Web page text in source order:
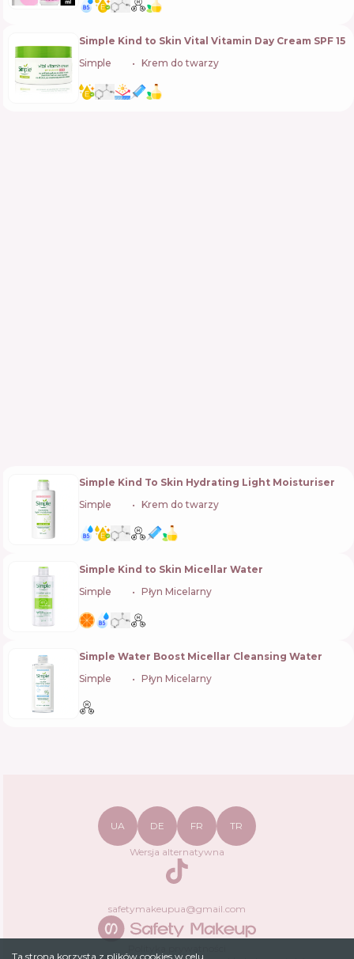
Ta strona korzysta z plików cookies w celu
Simple Kind to Skin Vital Vitamin Day Cream SPF 15
Simple
Krem do twarzy
Simple Kind To Skin Hydrating Light Moisturiser
Simple
Krem do twarzy
Simple Kind to Skin Micellar Water
Simple
Płyn Micelarny
Simple Water Boost Micellar Cleansing Water
Simple
Płyn Micelarny
UA DE FR TR
Wersja alternatywna
TikTok
safetymakeupua@gmail.com